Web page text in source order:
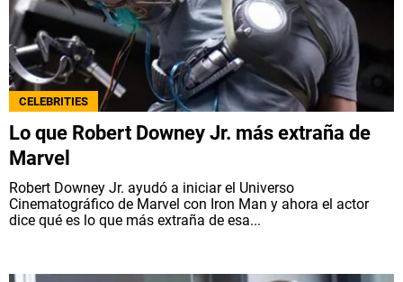
CELEBRITIES
Lo que Robert Downey Jr. más extraña de
Marvel
Robert Downey Jr. ayudó a iniciar el Universo
Cinematográfico de Marvel con Iron Man y ahora el actor
dice qué es lo que más extraña de esa...